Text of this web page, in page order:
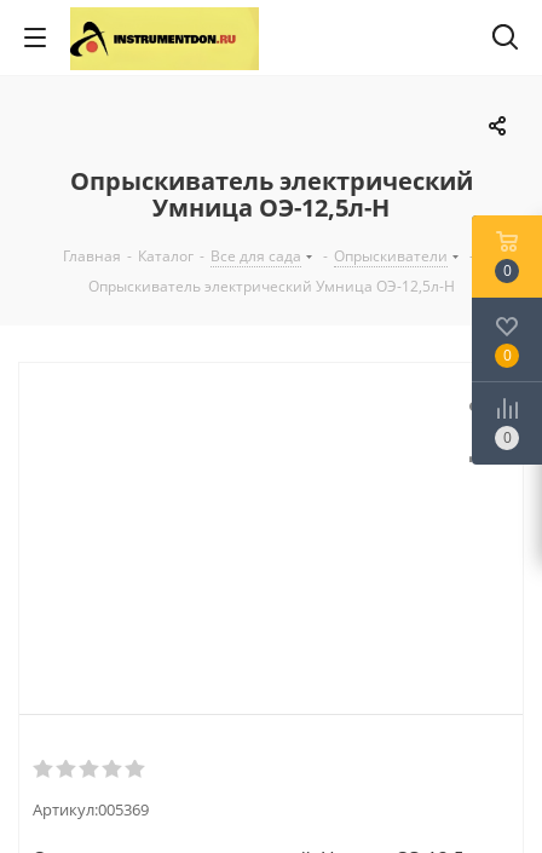
Опрыскиватель электрический
Умница ОЭ-12,5л-Н
Главная - Каталог - Все для сада - Опрыскиватели
-
Опрыскиватель электрический Умница ОЭ-12,5л-Н
Артикул:005369
0
0
0